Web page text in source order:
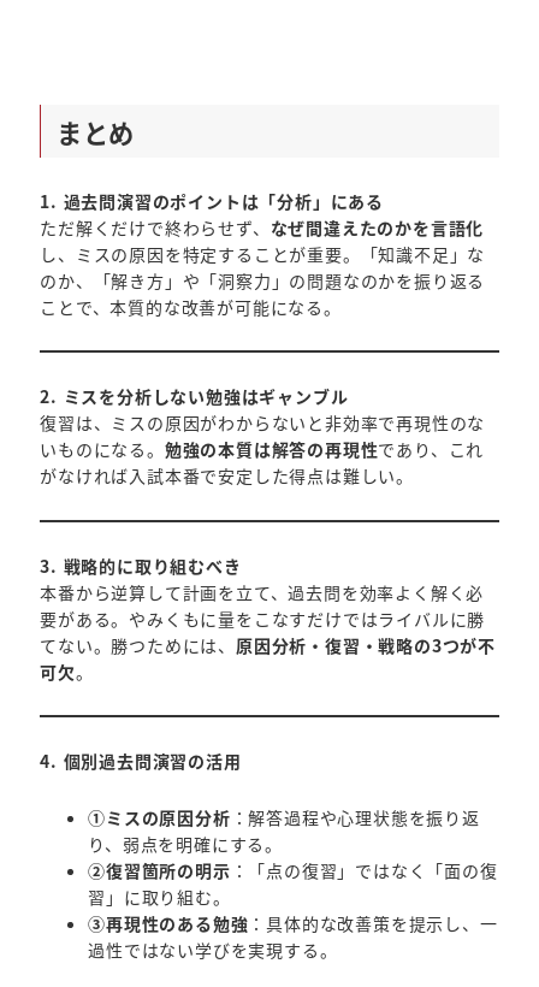
まとめ
1. 過去問演習のポイントは「分析」にある
ただ解くだけで終わらせず、 なぜ間違えたのかを言語化
し、ミスの原因を特定することが重要。「知識不足」な
のか、「解き方」や「洞察力」の問題なのかを振り返る
ことで、本質的な改善が可能になる。
2. ミスを分析しない勉強はギャンブル
復習は、ミスの原因がわからないと非効率で再現性のな
いものになる。 勉強の本質は解答の再現性であり、これ
がなければ入試本番で安定した得点は難しい。
3. 戦略的に取り組むべき
本番から逆算して計画を立て、過去問を効率よく解く必
要がある。やみくもに量をこなすだけではライバルに勝
てない。勝つためには、 原因分析・復習・戦略の3つが不
可欠。
4. 個別過去問演習の活用
①ミスの原因分析 ：解答過程や心理状態を振り返
り、弱点を明確にする。
②復習箇所の明示 ：「点の復習」ではなく「面の復
習」に取り組む。
③再現性のある勉強 ：具体的な改善策を提示し、一
過性ではない学びを実現する。